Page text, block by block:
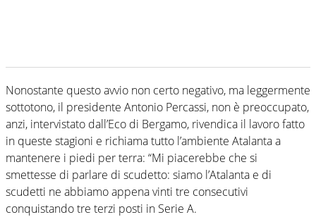
Nonostante questo avvio non certo negativo, ma leggermente
sottotono, il presidente Antonio Percassi, non è preoccupato,
anzi, intervistato dall’Eco di Bergamo, rivendica il lavoro fatto
in queste stagioni e richiama tutto l’ambiente Atalanta a
mantenere i piedi per terra: “Mi piacerebbe che si
smettesse di parlare di scudetto: siamo l’Atalanta e di
scudetti ne abbiamo appena vinti tre consecutivi
conquistando tre terzi posti in Serie A.